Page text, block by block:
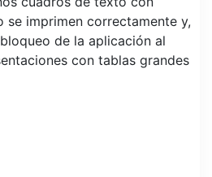
se imprimen correctamente y,
de la aplicación al
con tablas grandes